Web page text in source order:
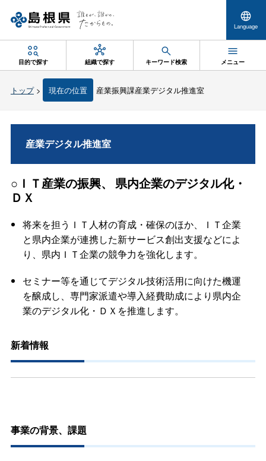
Language
目的で探す 組織で探す キーワード検索 メニュー
トップ> 現在の位置 産業振興課産業デジタル推進室
産業デジタル推進室
○ＩＴ産業の振興、
県内企業のデジタル化・
ＤＸ
将来を担うＩＴ人材の育成・確保のほか、ＩＴ企業
と県内企業が連携した新サービス創出支援などによ
り、県内ＩＴ企業の競争力を強化します。
セミナー等を通じてデジタル技術活用に向けた機運
を醸成し、専門家派遣や導入経費助成により県内企
業のデジタル化・ＤＸを推進します。
新着情報
事業の背景、課題